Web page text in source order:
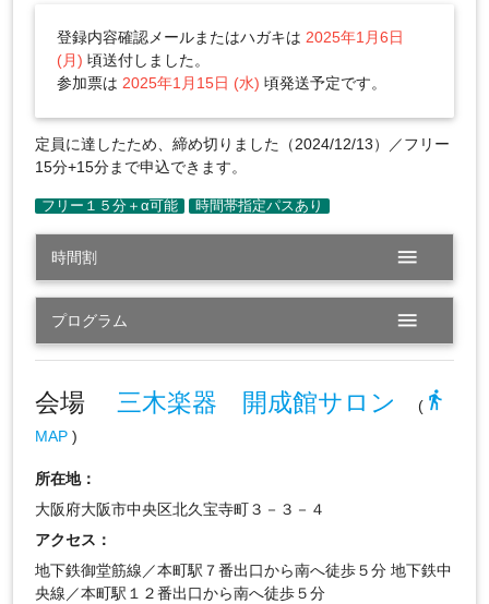
登録内容確認メールまたはハガキは 2025年1月6日
(月) 頃送付しました。
参加票は 2025年1月15日 (水) 頃発送予定です。
定員に達したため、締め切りました（2024/12/13）／フリー
15分+15分まで申込できます。
時間割 menu
プログラム menu
会場 三木楽器 開成館サロン (directions_walk
MAP)
所在地：
大阪府大阪市中央区北久宝寺町３－３－４
アクセス：
地下鉄御堂筋線／本町駅７番出口から南へ徒歩５分 地下鉄中
央線／本町駅１２番出口から南へ徒歩５分